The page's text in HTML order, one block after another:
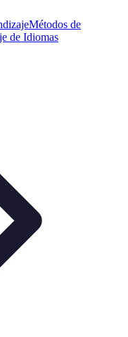
Métodos de
de Idiomas